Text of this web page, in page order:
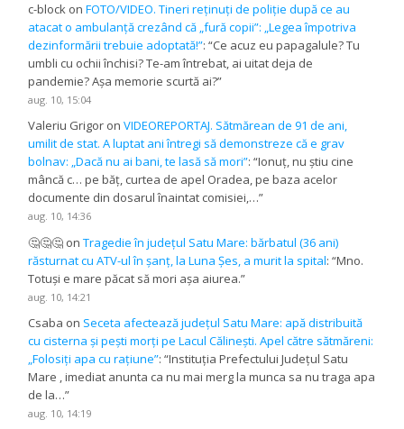
c-block onFOTO/VIDEO. Tineri reținuți de poliție după ce au
atacat o ambulanță crezând că „fură copii”: „Legea împotriva
dezinformării trebuie adoptată!”: “Ce acuz eu papagalule? Tu
umbli cu ochii închisi? Te-am întrebat, ai uitat deja de
pandemie? Așa memorie scurtă ai?”
aug. 10, 15:04
Valeriu Grigor onVIDEOREPORTAJ. Sătmărean de 91 de ani,
umilit de stat. A luptat ani întregi să demonstreze că e grav
bolnav: „Dacă nu ai bani, te lasă să mori”: “Ionuț, nu știu cine
mâncă c… pe băț, curtea de apel Oradea, pe baza acelor
documente din dosarul înaintat comisiei,…”
aug. 10, 14:36
🤔🤔🤔 onTragedie în județul Satu Mare: bărbatul (36 ani)
răsturnat cu ATV-ul în șanț, la Luna Șes, a murit la spital: “Mno.
Totuși e mare păcat să mori așa aiurea.”
aug. 10, 14:21
Csaba on Seceta afectează județul Satu Mare: apă distribuită
cu cisterna și pești morți pe Lacul Călinești. Apel către sătmăreni:
„Folosiți apa cu rațiune”: “Instituția Prefectului Județul Satu
Mare , imediat anunta ca nu mai merg la munca sa nu traga apa
de la…”
aug. 10, 14:19